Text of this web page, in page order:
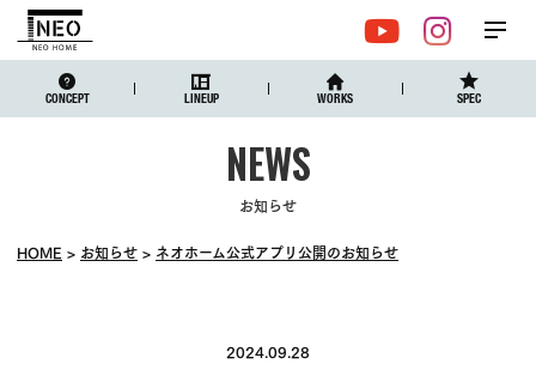
CONCEPT LINEUP WORKS SPEC
YouTube
メ
お知らせ
HOME お知らせ ネオホーム公式アプリ公開のお知らせ
2024.09.28